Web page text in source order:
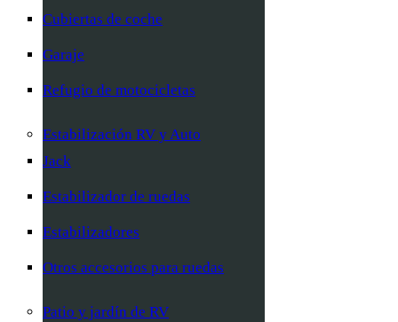
Cubiertas de coche
Garaje
Refugio de motocicletas
Estabilización RV y Auto
Jack
Estabilizador de ruedas
Estabilizadores
Otros accesorios para ruedas
Patio y jardín de RV